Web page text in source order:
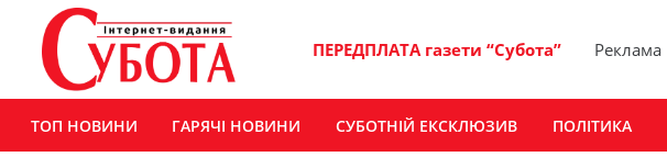
ПЕРЕДПЛАТА газети “Субота” Реклама
ТОП НОВИНИ ГАРЯЧІ НОВИНИ СУБОТНІЙ ЕКСКЛЮЗИВ ПОЛІТИКА